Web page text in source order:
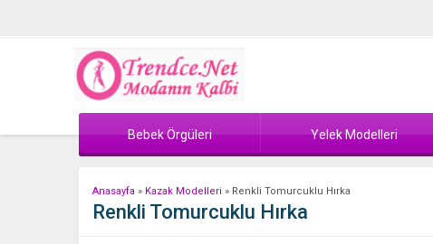
Bebek Örgüleri Yelek Modelleri
Anasayfa » Kazak Modelleri » Renkli Tomurcuklu Hırka
Renkli Tomurcuklu Hırka